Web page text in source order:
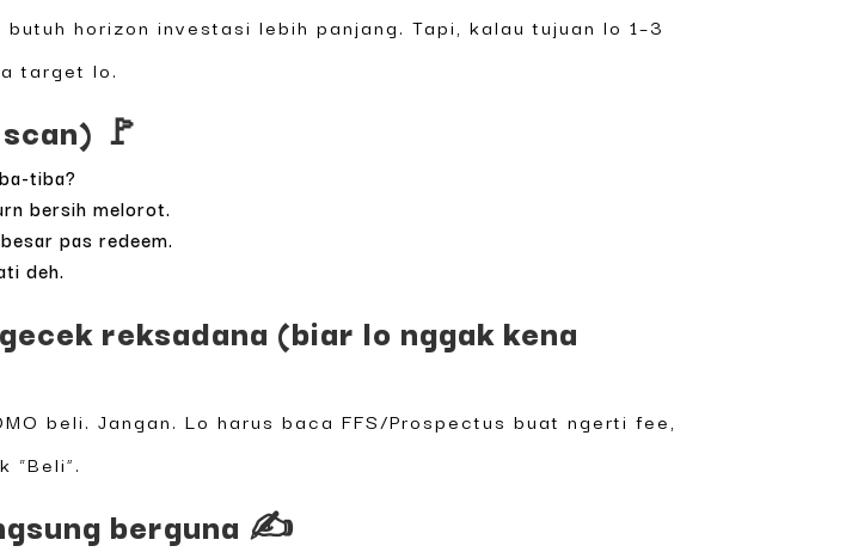
horizon investasi lebih panjang. Tapi, kalau tujuan lo 1–3
target lo.
🚩
tiba?
bersih melorot.
pas redeem.
deh.
reksadana (biar lo nggak kena
beli. Jangan. Lo harus baca FFS/Prospectus buat ngerti fee,
“Beli”.
berguna ✍️